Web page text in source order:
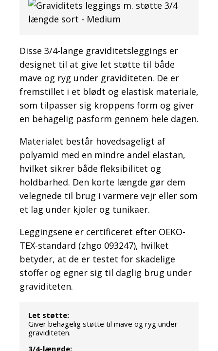
Disse 3/4-lange graviditetsleggings er
designet til at give let støtte til både
mave og ryg under graviditeten. De er
fremstillet i et blødt og elastisk materiale,
som tilpasser sig kroppens form og giver
en behagelig pasform gennem hele dagen.
Materialet består hovedsageligt af
polyamid med en mindre andel elastan,
hvilket sikrer både fleksibilitet og
holdbarhed. Den korte længde gør dem
velegnede til brug i varmere vejr eller som
et lag under kjoler og tunikaer.
Leggingsene er certificeret efter OEKO-
TEX-standard (zhgo 093247), hvilket
betyder, at de er testet for skadelige
stoffer og egner sig til daglig brug under
graviditeten.
Let støtte:
Giver behagelig støtte til mave og ryg under
graviditeten.
3/4-længde: